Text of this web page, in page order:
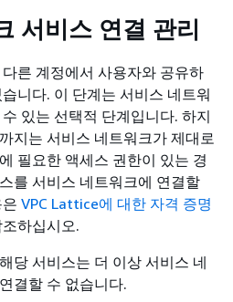
서비스 연결 관리
른 계정에서 사용자와 공유하
니다. 이 단계는 서비스 네트워
있는 선택적 단계입니다. 하지
지는 서비스 네트워크가 제대로
필요한 액세스 권한이 있는 경
를 서비스 네트워크에 연결할
VPC Lattice에 대한 자격 증명
하십시오.
당 서비스는 더 이상 서비스 네
결할 수 없습니다.